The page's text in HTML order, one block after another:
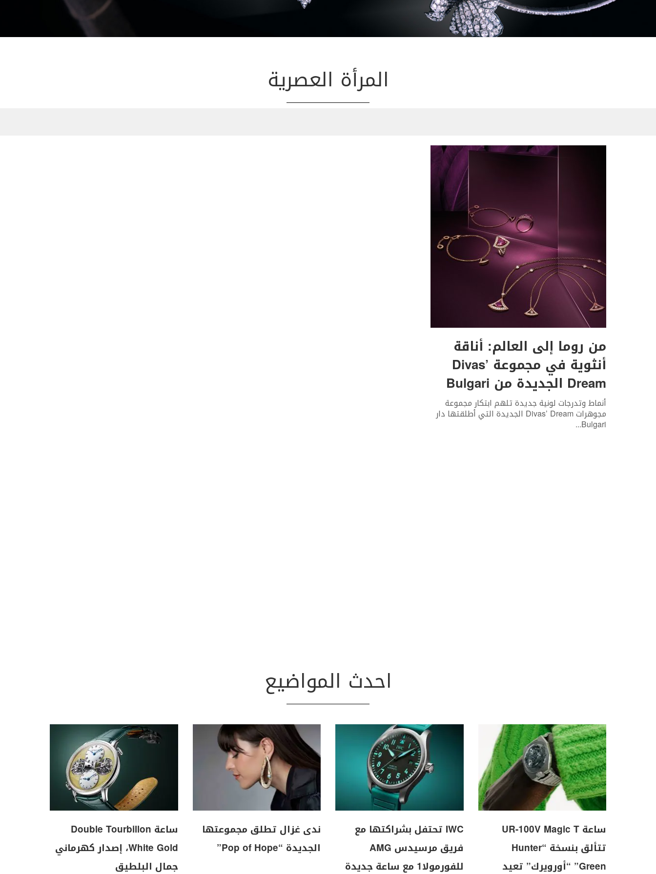
المرأة العصرية
من روما إلى العالم: أناقة
أنثوية في مجموعة Divas’
Dream الجديدة من Bulgari
أنماط وتدرجات لونية جديدة تلهم ابتكار مجموعة
مجوهرات Divas’ Dream الجديدة التي أطلقتها دار
Bulgari
...
احدث المواضيع
ساعة UR-100V Magic T
تتألق بنسخة “Hunter
Green” “أورويرك” تعيد
IWC تحتفل بشراكتها مع
فريق مرسيدس AMG
للفورمولا1 مع ساعة جديدة
ندى غزال تطلق مجموعتها
الجديدة “Pop of Hope”
ساعة Double Tourbillon
White Gold، إصدار كهرماني
جمال البلطيق